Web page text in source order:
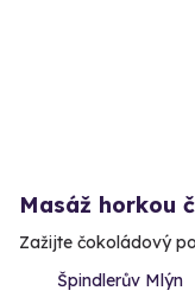
Masáž horkou
Zažijte čokoládový
Špindlerův Mlýn